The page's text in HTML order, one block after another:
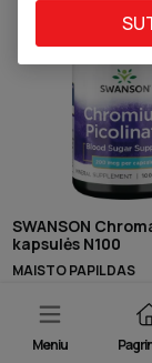
Meniu
SWANSON
kapsulės N100
MAISTO PAPILDAS
7,78 € 6,22 €
PRIDĖTI Į